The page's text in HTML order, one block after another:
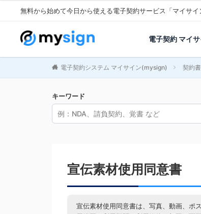
無料から始めて今日から使える電子契約サービス「マイサイ
電子契約 マイ
電子契約システム マイサイン(mysign) 契約
キーワード
宣伝素材使用同意書
宣伝素材使用同意書は、写真、動画、ポ